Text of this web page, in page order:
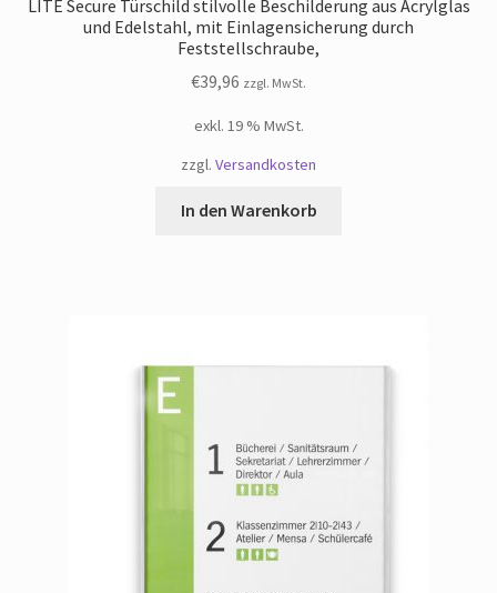
LITE Secure Türschild stilvolle Beschilderung aus Acrylglas
und Edelstahl, mit Einlagensicherung durch
Feststellschraube,
€39,96 zzgl. MwSt.
exkl. 19 % MwSt.
zzgl. Versandkosten
In den Warenkorb